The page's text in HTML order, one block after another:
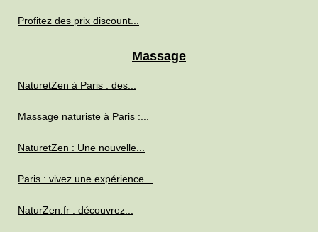
Profitez des prix discount...
Massage
NaturetZen à Paris : des...
Massage naturiste à Paris :...
NaturetZen : Une nouvelle...
Paris : vivez une expérience...
NaturZen.fr : découvrez...